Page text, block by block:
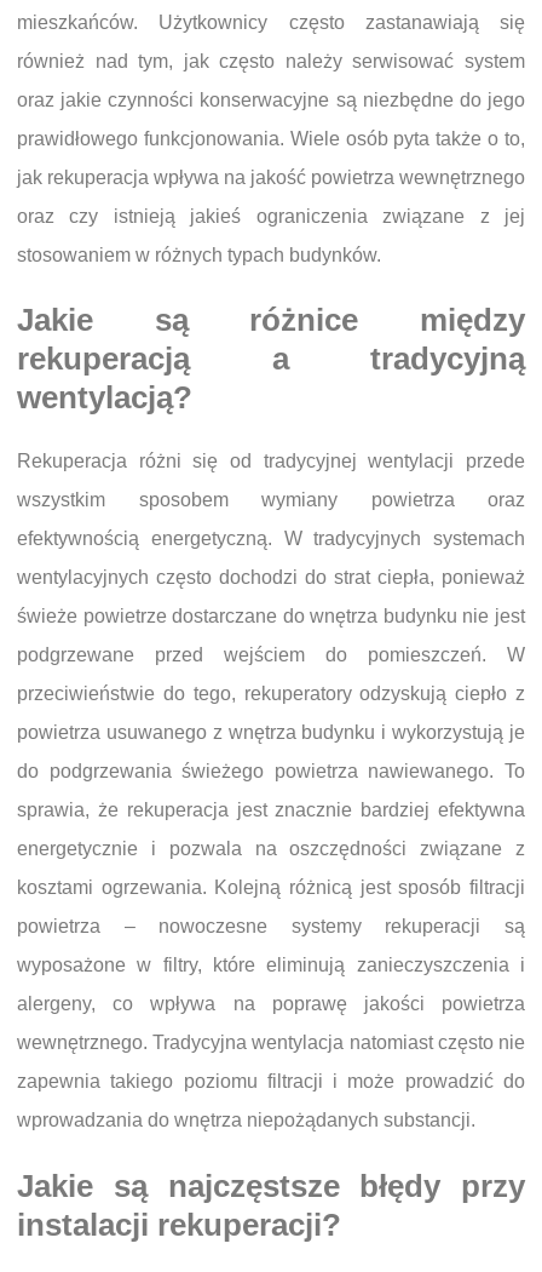
mieszkańców. Użytkownicy często zastanawiają się
również nad tym, jak często należy serwisować system
oraz jakie czynności konserwacyjne są niezbędne do jego
prawidłowego funkcjonowania. Wiele osób pyta także o to,
jak rekuperacja wpływa na jakość powietrza wewnętrznego
oraz czy istnieją jakieś ograniczenia związane z jej
stosowaniem w różnych typach budynków.
Jakie są różnice między
rekuperacją a tradycyjną
wentylacją?
Rekuperacja różni się od tradycyjnej wentylacji przede
wszystkim sposobem wymiany powietrza oraz
efektywnością energetyczną. W tradycyjnych systemach
wentylacyjnych często dochodzi do strat ciepła, ponieważ
świeże powietrze dostarczane do wnętrza budynku nie jest
podgrzewane przed wejściem do pomieszczeń. W
przeciwieństwie do tego, rekuperatory odzyskują ciepło z
powietrza usuwanego z wnętrza budynku i wykorzystują je
do podgrzewania świeżego powietrza nawiewanego. To
sprawia, że rekuperacja jest znacznie bardziej efektywna
energetycznie i pozwala na oszczędności związane z
kosztami ogrzewania. Kolejną różnicą jest sposób filtracji
powietrza – nowoczesne systemy rekuperacji są
wyposażone w filtry, które eliminują zanieczyszczenia i
alergeny, co wpływa na poprawę jakości powietrza
wewnętrznego. Tradycyjna wentylacja natomiast często nie
zapewnia takiego poziomu filtracji i może prowadzić do
wprowadzania do wnętrza niepożądanych substancji.
Jakie są najczęstsze błędy przy
instalacji rekuperacji?